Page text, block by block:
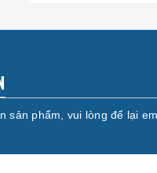
sản phẩm, vui lòng để lại